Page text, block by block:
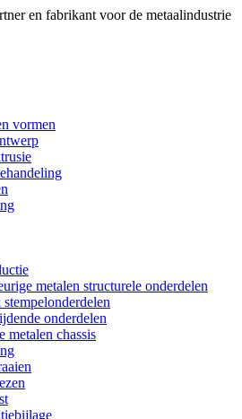
en fabrikant voor de metaalindustrie
vormen
metalen structurele onderdelen
onderdelen
metalen chassis